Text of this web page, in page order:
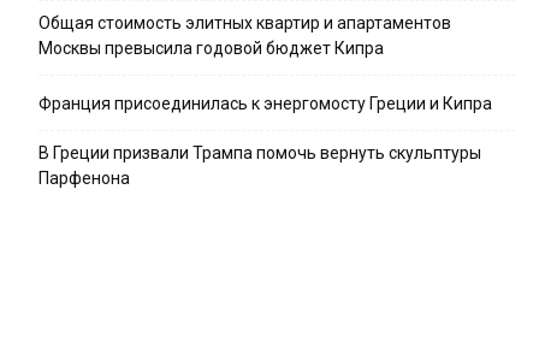
Общая стоимость элитных квартир и апартаментов
Москвы превысила годовой бюджет Кипра
Франция присоединилась к энергомосту Греции и Кипра
В Греции призвали Трампа помочь вернуть скульптуры
Парфенона